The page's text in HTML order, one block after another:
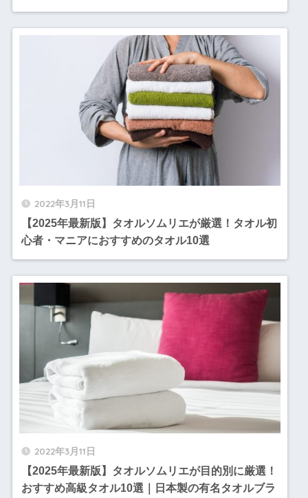
2022年3月11日
【2025年最新版】タオルソムリエが厳選！タオル初
心者・マニアにおすすめのタオル10選
2022年3月11日
【2025年最新版】タオルソムリエが目的別に厳選！
おすすめ高級タオル10選｜日本製の有名タオルブラ